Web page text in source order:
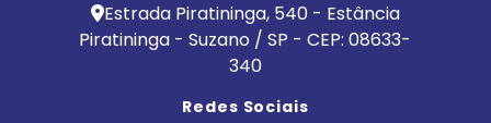
Estrada Piratininga, 540 - Estância
Piratininga - Suzano / SP - CEP: 08633-
340
Redes Sociais